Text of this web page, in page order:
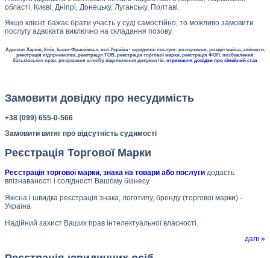
області, Києві, Дніпрі, Донецьку, Луганську, Полтаві.
Якщо клієнт бажає брати участь у суді самостійно, то можливо замовити
послугу адвоката виключно на складання позову.
Адвокат Харків, Київ, Івано-Франківськ, вся Україна - юридичні послуги: розлучення, розділ майна, аліменти,
реєстрація підприємства, реєстрація ТОВ, реєстрація торгової марки, реєстрація ФОП, позбавлення
батьківських прав, розірвання шлюбу, відновлення документів, отримання довідки про сімейний стан
Замовити довідку про несудимість
+38 (099) 655-0-566
Замовити витяг про відсутність судимості
Реєстрація Торгової Марки
Реєстрація торгової марки, знака на товари або послуги додасть
впізнаваності і солідності Вашому бізнесу.
Якісна і швидка реєстрація знака, логотипу, бренду (торгової марки) -
Україна
Надійний захист Ваших прав інтелектуальної власності.
далі »